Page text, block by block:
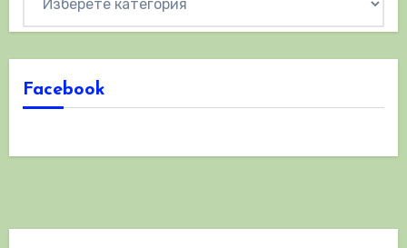
Facebook